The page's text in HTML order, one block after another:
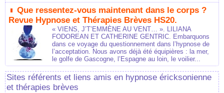
Que ressentez-vous maintenant dans le corps ?
Revue Hypnose et Thérapies Brèves HS20.
« VIENS, J’T’EMMÈNE AU VENT… ». LILIANA
FODOREAN ET CATHERINE GENTRIC. Embarquons
dans ce voyage du questionnement dans l’hypnose de
l’acceptation. Nous avons déjà été équipières : la mer,
le golfe de Gascogne, l’Espagne au loin, le voilier...
Sites référents et liens amis en hypnose éricksonienne
et thérapies brèves